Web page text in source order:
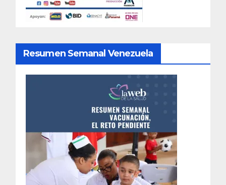
Resumen Semanal Venezuela